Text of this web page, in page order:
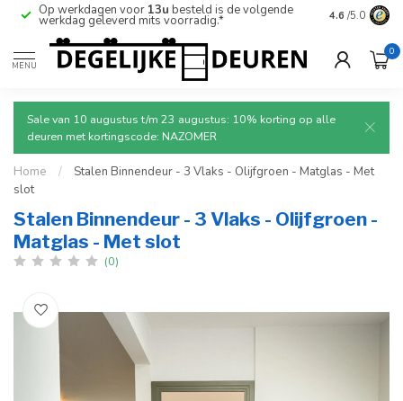
Op werkdagen voor 13u besteld is de volgende
werkdag geleverd mits voorradig.*
Ruim aanbod
deuren.
4.6 /5.0
MENU
0
Sale van 10 augustus t/m 23 augustus: 10% korting op alle
deuren met kortingscode: NAZOMER
Home /
Stalen Binnendeur - 3 Vlaks - Olijfgroen - Matglas - Met
slot
Stalen Binnendeur - 3 Vlaks - Olijfgroen -
Matglas - Met slot
(0)